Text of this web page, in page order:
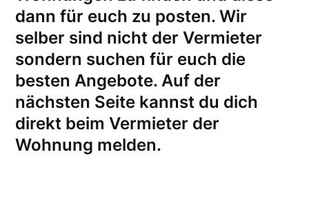
dann für euch zu posten. Wir
selber sind nicht der Vermieter
sondern suchen für euch die
besten Angebote. Auf der
nächsten Seite kannst du dich
direkt beim Vermieter der
Wohnung melden.